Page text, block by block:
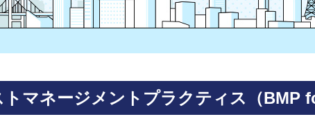
トマネージメントプラクティス（BMP